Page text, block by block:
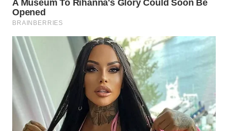
WN
WN
PURWAKARTA
WN
PRIANGAN
TIMUR